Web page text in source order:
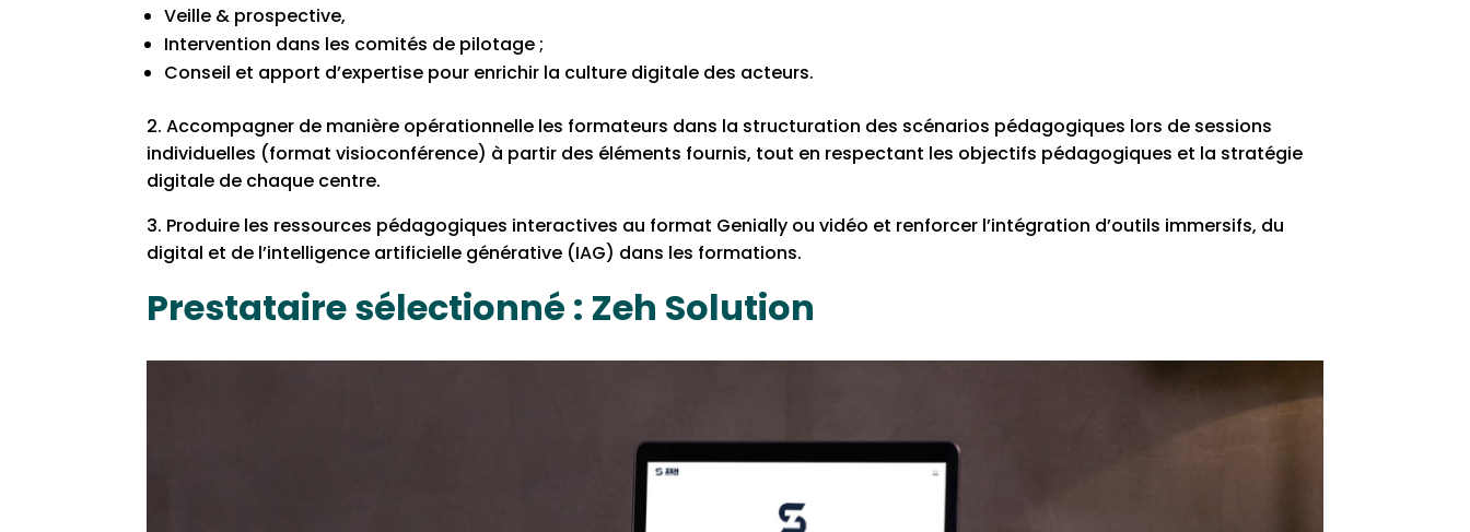
Veille & prospective,
Intervention dans les comités de pilotage ;
Conseil et apport d’expertise pour enrichir la culture digitale des acteurs.
2. Accompagner de manière opérationnelle les formateurs dans la structuration des scénarios pédagogiques lors de sessions
individuelles (format visioconférence) à partir des éléments fournis, tout en respectant les objectifs pédagogiques et la stratégie
digitale de chaque centre.
3. Produire les ressources pédagogiques interactives au format Genially ou vidéo et renforcer l’intégration d’outils immersifs, du
digital et de l’intelligence artificielle générative (IAG) dans les formations.
Prestataire sélectionné : Zeh Solution